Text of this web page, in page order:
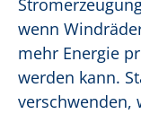
wenn
mehr Energie
werden kann.
verschwenden,